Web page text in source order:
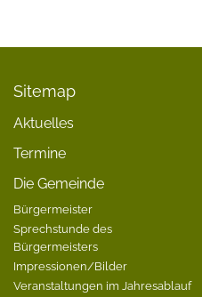
Sitemap
Aktuelles
Termine
Die Gemeinde
Bürgermeister
Sprechstunde des
Bürgermeisters
Impressionen/Bilder
Veranstaltungen im Jahresablauf